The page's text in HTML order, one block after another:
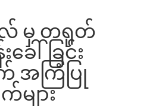
လ် မှ တရုတ်
ခေါ်ခြင်း
အကြံပြု
များ